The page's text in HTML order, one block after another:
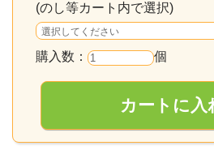
(のし等カート内で選択)
購入数： 個